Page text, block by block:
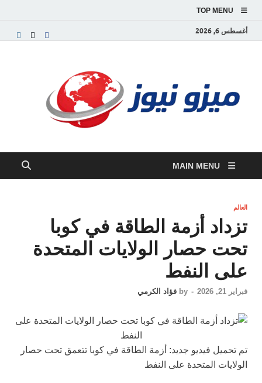
TOP MENU
أغسطس 6, 2026
MAIN MENU
العالم
تزداد أزمة الطاقة في كوبا
تحت حصار الولايات المتحدة
على النفط
فبراير 21, 2026 -
by فؤاد الكرمي
تم تحميل فيديو جديد: أزمة الطاقة في كوبا تتعمق تحت حصار
الولايات المتحدة على النفط